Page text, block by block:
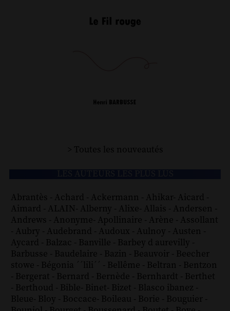
> Toutes les nouveautés
Abrantès - Achard - Ackermann - Ahikar- Aicard -
Aimard - ALAIN- Alberny - Alixe- Allais - Andersen -
Andrews - Anonyme- Apollinaire - Arène - Assollant
- Aubry - Audebrand - Audoux - Aulnoy - Austen -
Aycard - Balzac - Banville - Barbey d aurevilly -
Barbusse - Baudelaire - Bazin - Beauvoir - Beecher
stowe - Bégonia ´´lili´´ - Bellême - Beltran - Bentzon
- Bergerat - Bernard - Bernède - Bernhardt - Berthet
- Berthoud - Bible- Binet- Bizet - Blasco ibanez -
Bleue- Bloy - Boccace- Boileau - Borie - Bouguier -